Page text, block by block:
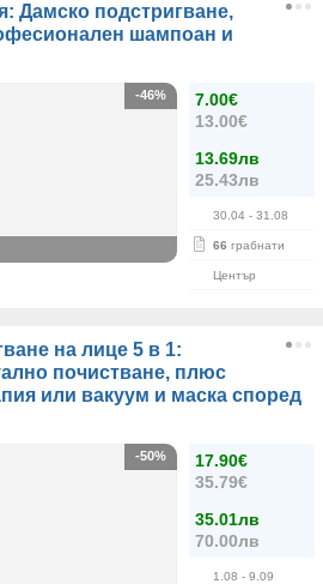
Дамско подстригване,
шампоан и
7.00€
13.00€
13.69лв
25.43лв
30.04 - 31.08
66 грабнати
Център
-46%
на лице 5 в 1:
почистване, плюс
или вакуум и маска според
17.90€
35.79€
35.01лв
70.00лв
1.08 - 9.09
-50%